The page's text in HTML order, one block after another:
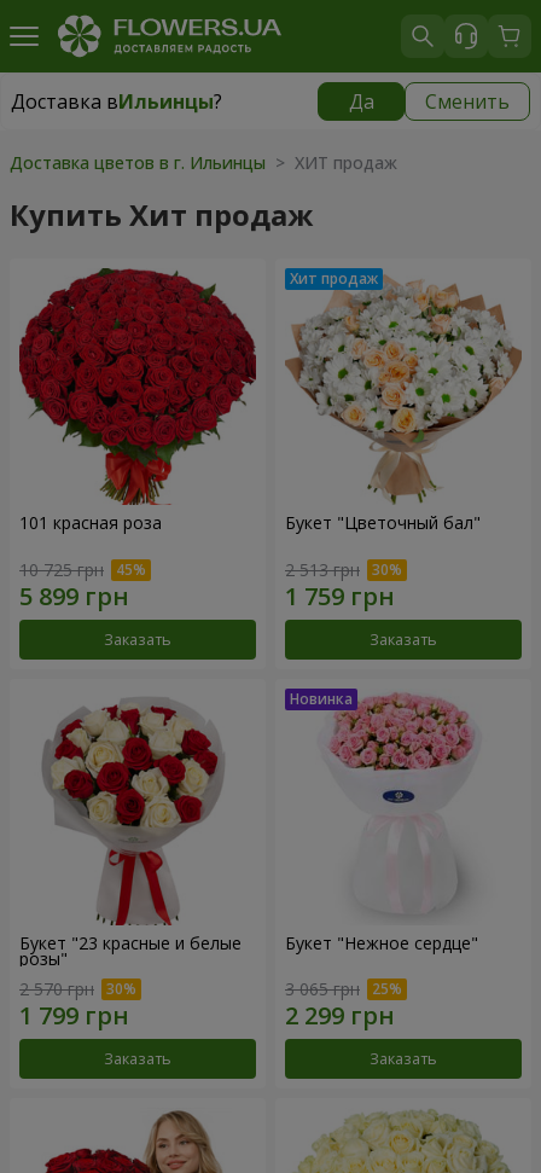
Доставка вИльинцы? Да Сменить
Доставка вИльинцы|
Доставка цветов в г. Ильинцы > ХИТ продаж
Купить Хит продаж
101 красная роза
10 725 грн
Заказать
Букет "Цветочный бал"
2 513 грн
Заказать
Букет "23 красные и белые
розы"
2 570 грн
Заказать
Букет "Нежное сердце"
3 065 грн
Заказать